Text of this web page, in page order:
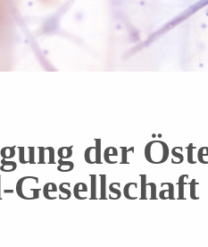
der
Gesellschaft